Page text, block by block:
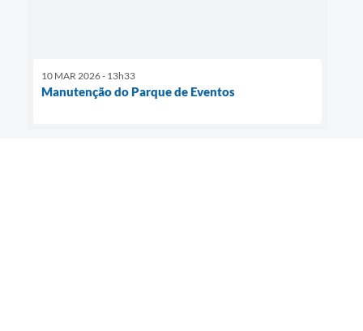
10 MAR 2026 - 13h33
Manutenção do Parque de Eventos